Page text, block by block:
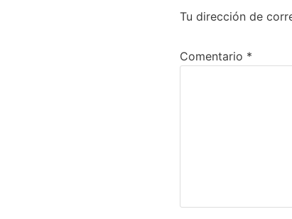
Tu dirección de
Comentario *